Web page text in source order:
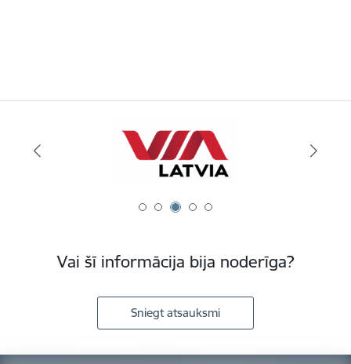
Vai šī informācija bija noderīga?
Sniegt atsauksmi